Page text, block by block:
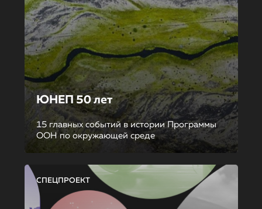
ЮНЕП 50 лет
15 главных событий в истории Программы
ООН по окружающей среде
СПЕЦПРОЕКТ